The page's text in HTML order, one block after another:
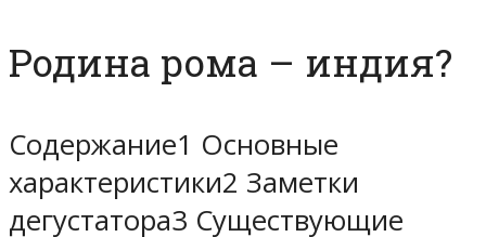
Родина рома – индия?
Содержание1 Основные
характеристики2 Заметки
дегустатора3 Существующие